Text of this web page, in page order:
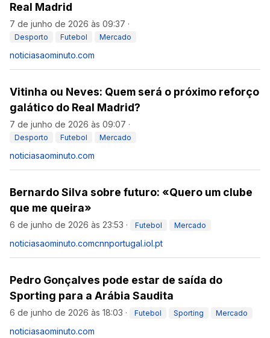
Real Madrid
7 de junho de 2026 às 09:37 ·
Desporto Futebol Mercado
noticiasaominuto.com
Vitinha ou Neves: Quem será o próximo reforço
galático do Real Madrid?
7 de junho de 2026 às 09:07 ·
Desporto Futebol Mercado
noticiasaominuto.com
Bernardo Silva sobre futuro: «Quero um clube
que me queira»
6 de junho de 2026 às 23:53 · Futebol Mercado
noticiasaominuto.comcnnportugal.iol.pt
Pedro Gonçalves pode estar de saída do
Sporting para a Arábia Saudita
6 de junho de 2026 às 18:03 · Futebol Sporting Mercado
noticiasaominuto.com